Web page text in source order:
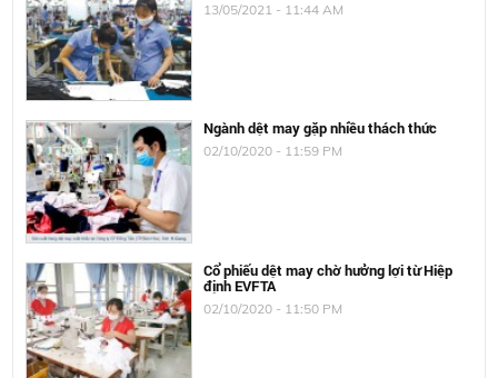
13/05/2021 - 11:44 AM
Ngành dệt may gặp nhiều thách thức
02/10/2020 - 11:59 PM
Cổ phiếu dệt may chờ hưởng lợi từ Hiệp
định EVFTA
02/10/2020 - 11:50 PM